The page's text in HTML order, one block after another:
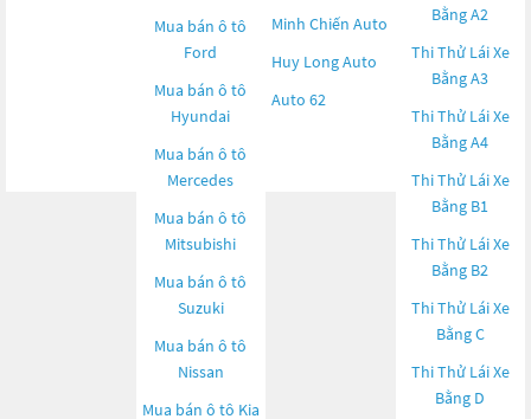
Mua bán ô tô
Ford
Mua bán ô tô
Hyundai
Mua bán ô tô
Mercedes
Mua bán ô tô
Mitsubishi
Mua bán ô tô
Suzuki
Mua bán ô tô
Nissan
Mua bán ô tô Kia
Minh Chiến Auto
Huy Long Auto
Auto 62
Bằng A2
Thi Thử Lái Xe
Bằng A3
Thi Thử Lái Xe
Bằng A4
Thi Thử Lái Xe
Bằng B1
Thi Thử Lái Xe
Bằng B2
Thi Thử Lái Xe
Bằng C
Thi Thử Lái Xe
Bằng D